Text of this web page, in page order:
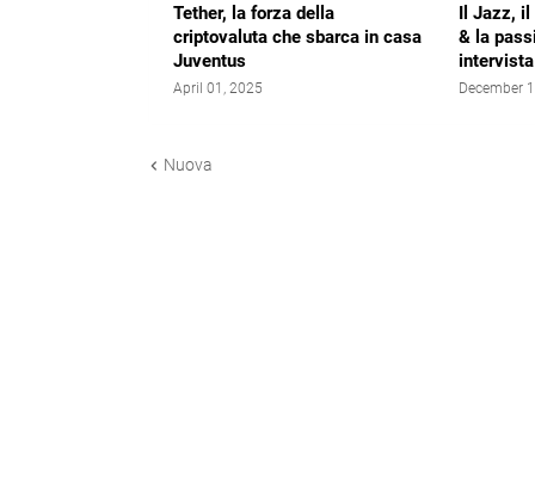
Tether, la forza della
criptovaluta che sbarca in casa
Juventus
April 01, 2025
Il Jazz,
& la
December
Nuova